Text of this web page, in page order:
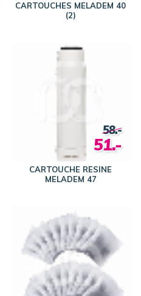
CARTOUCHES MELADEM 40
(2)
CARTOUCHE RESINE
MELADEM 47
58.-
51.-